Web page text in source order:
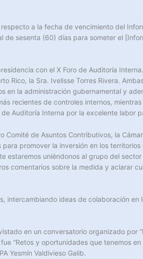
a la fecha de vencimiento del
sesenta (60) días para someter el
con el X Foro de Auditoría
Rico, la Sra. Ivelisse Torres Rivera.
la administración gubernamental y
recientes de controles internos,
Auditoría Interna por la excelente labor
de Asuntos Contributivos, la
promover la inversión en los
estaremos uniéndonos al grupo del
comentarios sobre la medida y aclarar
intercambiando ideas de colaboración
en un conversatorio organizado
“Retos y oportunidades que tenemos
Yesmín Valdivieso Galib.